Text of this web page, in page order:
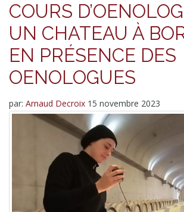
COURS
UN CHATEAU À
EN PRÉSENCE DES
OENOLOGUES
par: Arnaud Decroix 15 novembre 2023